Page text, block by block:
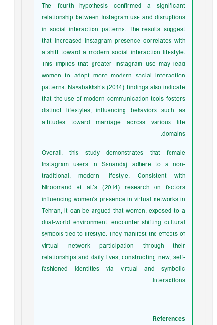
The fourth hypothesis confirmed a significant
relationship between Instagram use and disruptions
in social interaction patterns. The results suggest
that increased Instagram presence correlates with
a shift toward a modern social interaction lifestyle.
This implies that greater Instagram use may lead
women to adopt more modern social interaction
patterns. Navabakhsh’s (2014) findings also indicate
that the use of modern communication tools fosters
distinct lifestyles, influencing behaviors such as
attitudes toward marriage across various life
domains.
Overall, this study demonstrates that female
Instagram users in Sanandaj adhere to a non-
traditional, modern lifestyle. Consistent with
Niroomand et al.’s (2014) research on factors
influencing women’s presence in virtual networks in
Tehran, it can be argued that women, exposed to a
dual-world environment, encounter shifting cultural
symbols tied to lifestyle. They manifest the effects of
virtual network participation through their
relationships and daily lives, constructing new, self-
fashioned identities via virtual and symbolic
interactions.
References